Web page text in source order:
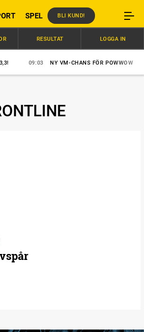
SPEL BLI KUND!
09:03 NY VM-CHANS FÖR POWWOW
RESULTAT LOGGA IN